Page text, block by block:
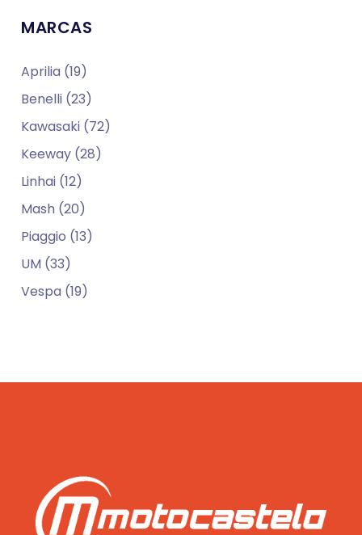
MARCAS
Aprilia (19)
Benelli (23)
Kawasaki (72)
Keeway (28)
Linhai (12)
Mash (20)
Piaggio (13)
UM (33)
Vespa (19)